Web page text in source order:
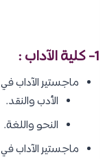
1- كلية الآداب :
ماجستير الآداب في
الأدب والنقد.
النحو واللغة.
ماجستير الآداب في